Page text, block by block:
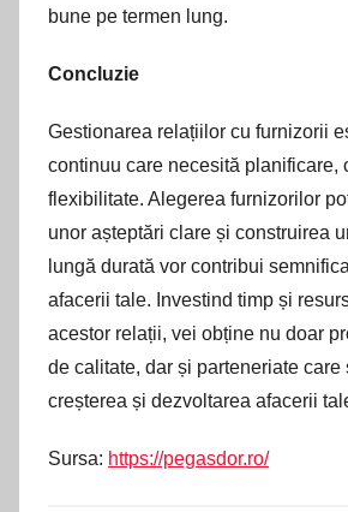
bune pe termen lung.
Concluzie
Gestionarea relațiilor cu furnizorii
continuu care necesită planificare,
flexibilitate. Alegerea furnizorilor
unor așteptări clare și construirea
lungă durată vor contribui
afacerii tale. Investind timp și
acestor relații, vei obține nu doar
de calitate, dar și parteneriate care
creșterea și dezvoltarea afacerii
Sursa: https://pegasdor.ro/